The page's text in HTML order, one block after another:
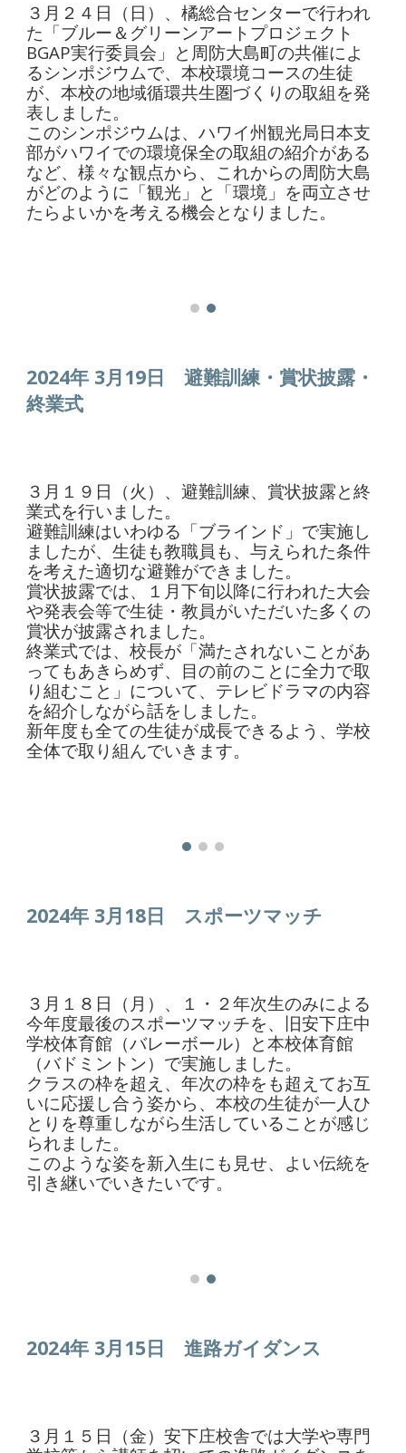
３月２４日（日）、橘総合センターで行われ
た「ブルー＆グリーンアートプロジェクト
BGAP実行委員会」と周防大島町の共催によ
るシンポジウムで、本校環境コースの生徒
が、本校の地域循環共生圏づくりの取組を発
表しました。
このシンポジウムは、ハワイ州観光局日本支
部がハワイでの環境保全の取組の紹介がある
など、様々な観点から、これからの周防大島
がどのように「観光」と「環境」を両立させ
たらよいかを考える機会となりました。
2024年 3月19日 避難訓練・賞状披露 ・
終業式
３月１９日（火）、避難訓練、賞状披露と終
業式を行いました。
避難訓練はいわゆる「ブラインド」で実施し
ましたが、生徒も教職員も、与えられた条件
を考えた適切な避難ができました。
賞状披露では、１月下旬以降に行われた大会
や発表会等で生徒・教員がいただいた多くの
賞状が披露されました。
終業式では、校長が「満たされないことがあ
ってもあきらめず、目の前のことに全力で取
り組むこと」について、テレビドラマの内容
を紹介しながら話をしました。
新年度も全ての生徒が成長できるよう、学校
全体で取り組んでいきます。
2024年 3月18日 スポーツマッチ
３月１８日（月）、１・２年次生のみによる
今年度最後のスポーツマッチを、旧安下庄中
学校体育館（バレーボール）と本校体育館
（バドミントン）で実施しました。
クラスの枠を超え、年次の枠をも超えてお互
いに応援し合う姿から、本校の生徒が一人ひ
とりを尊重しながら生活していることが感じ
られました。
このような姿を新入生にも見せ、よい伝統を
引き継いでいきたいです。
2024年 3月15日進路ガイダンス
３月１５日（金）安下庄校舎では大学や専門